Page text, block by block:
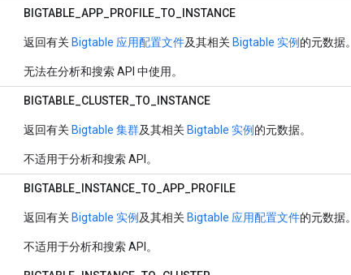
BIGTABLE_ APP_ PROFILE_ TO_ INSTANCE
返回有关 Bigtable 应用配置文件及其相关 Bigtable 实例 的元数据。
无法在分析和搜索 API 中使用。
BIGTABLE_CLUSTER_TO_INSTANCE
返回有关 Bigtable 集群及其相关 Bigtable 实例 的元数据。
不适用于分析和搜索 API。
BIGTABLE_ INSTANCE_ TO_ APP_ PROFILE
返回有关 Bigtable 实例 及其相关 Bigtable 应用配置文件的元数据。
不适用于分析和搜索 API。